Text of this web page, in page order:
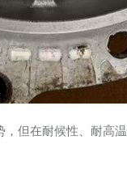
但在耐候性、耐高